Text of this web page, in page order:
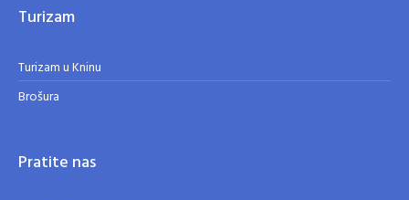
Turizam
Turizam u Kninu
Brošura
Pratite nas